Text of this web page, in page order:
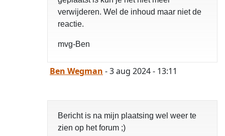
verwijderen. Wel de inhoud maar niet de
reactie.
mvg-Ben
Ben Wegman - 3 aug 2024 - 13:11
Bericht is na mijn plaatsing wel weer te
zien op het forum ;)